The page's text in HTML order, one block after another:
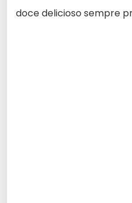
doce delicioso sempre